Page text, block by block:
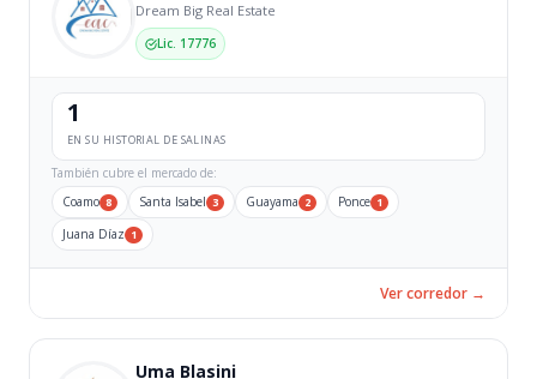
Dream Big Real Estate
Lic. 17776
1
EN SU HISTORIAL DE SALINAS
También cubre el mercado de:
Coamo 8 Santa Isabel 3 Guayama 2 Ponce 1
Juana Díaz 1
Ver corredor →
Uma Blasini